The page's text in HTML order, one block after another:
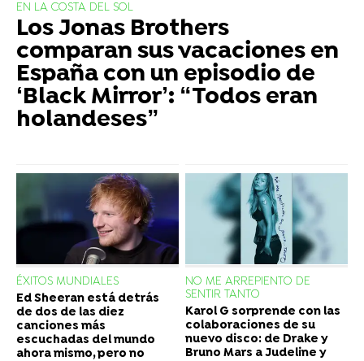
EN LA COSTA DEL SOL
Los Jonas Brothers
comparan sus vacaciones en
España con un episodio de
‘Black Mirror’: “Todos eran
holandeses”
ÉXITOS MUNDIALES
Ed Sheeran está detrás
de dos de las diez
canciones más
escuchadas del mundo
ahora mismo, pero no
NO ME ARREPIENTO DE
SENTIR TANTO
Karol G sorprende con las
colaboraciones de su
nuevo disco: de Drake y
Bruno Mars a Judeline y